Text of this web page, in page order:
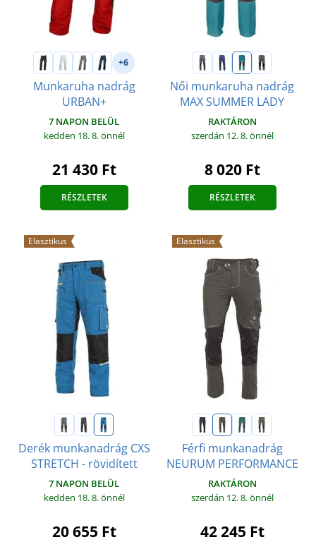
+6
Munkaruha nadrág
URBAN+
7 NAPON BELÜL
kedden 18. 8.önnél
21 430 Ft
RÉSZLETEK
Női munkaruha nadrág
MAX SUMMER LADY
RAKTÁRON
szerdán 12. 8.önnél
8 020 Ft
RÉSZLETEK
Elasztikus
Derék munkanadrág CXS
STRETCH - rövidített
7 NAPON BELÜL
kedden 18. 8.önnél
20 655 Ft
Elasztikus
Férfi munkanadrág
NEURUM PERFORMANCE
RAKTÁRON
szerdán 12. 8.önnél
42 245 Ft